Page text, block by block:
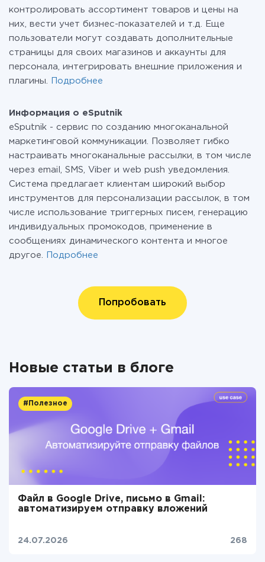
контролировать ассортимент товаров и цены на
них, вести учет бизнес-показателей и т.д. Еще
пользователи могут создавать дополнительные
страницы для своих магазинов и аккаунты для
персонала, интегрировать внешние приложения и
плагины.
Подробнее
Информация о eSputnik
eSputnik - сервис по созданию многоканальной
маркетинговой коммуникации. Позволяет гибко
настраивать многоканальные рассылки, в том числе
через email, SMS, Viber и web push уведомления.
Система предлагает клиентам широкий выбор
инструментов для персонализации рассылок, в том
числе использование триггерных писем, генерацию
индивидуальных промокодов, применение в
сообщениях динамического контента и многое
другое.
Подробнее
Попробовать
Новые статьи в блоге
#Полезное
Файл в Google Drive, письмо в Gmail:
автоматизируем отправку вложений
24.07.2026 268